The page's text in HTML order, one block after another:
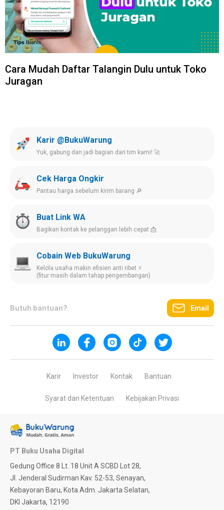
Cara Mudah Daftar Talangin Dulu untuk Toko
Juragan
Karir @BukuWarung
Yuk, gabung dan jadi bagian dari tim kami! 🚀
Cek Harga Ongkir
Pantau harga sebelum kirim barang 🔎
Buat Link WA
Bagikan kontak ke pelanggan lebih cepat 📩
Cobain Web BukuWarung
Kelola usaha makin efisien anti ribet ⚡️
(fitur masih dalam tahap pengembangan)
Butuh bantuan? Email
Karir Investor Kontak Bantuan
Syarat dan Ketentuan Kebijakan Privasi
PT Buku Usaha Digital
Gedung Office 8 Lt. 18 Unit A SCBD Lot 28,
Jl. Jenderal Sudirman Kav. 52-53, Senayan,
Kebayoran Baru, Kota Adm. Jakarta Selatan,
DKI Jakarta, 12190